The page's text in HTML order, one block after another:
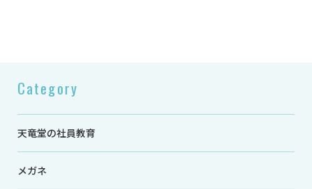
Category
天竜堂の社員教育
メガネ